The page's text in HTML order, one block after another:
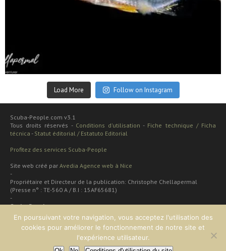
Sep 24
Load More Follow on Instagram
Scuba-People.com v3.1
Tous droits réservés - Conditions d'utilisation - Fiche technique / Ficha
técnica - Statut éditorial / Estatuto Editorial
Profitez des services Scuba-People
Site web créé par Avedia Agence web à Nice
-
Propriétaire et Directeur de la publication: Christophe Chellapermal
(Presse n° : TE-560 A / B.I : 15AF65681)
-
Scuba People
Rua cardal de são josé 48 apt
2 dt
Lisboa, PORTUGAL
En poursuivant votre navigation, vous acceptez l'utilisation des
cookies pour améliorer le fonctionnement de notre site et
l'expérience utilisateur.